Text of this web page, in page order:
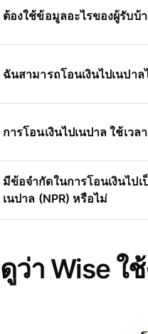
ต้องใช้ข้อมูลอะไรของผู้รับบ้
ฉันสามารถโอนเงินไปเนปาล
การโอนเงินไปเนปาล ใช้เว
มีข้อจำกัดในการโอนเงินไป
เนปาล (NPR) หรือไม่
ดูว่า Wise ใ